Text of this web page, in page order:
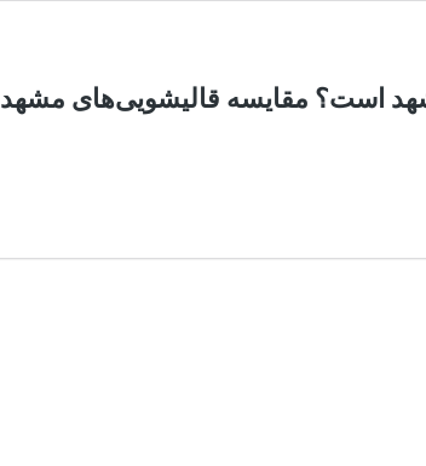
است؟ مقایسه قالیشویی‌های مشهد